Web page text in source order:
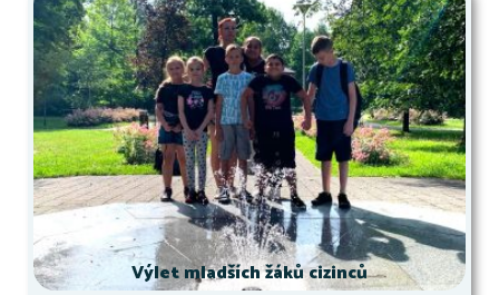
Výlet mladších žáků cizinců